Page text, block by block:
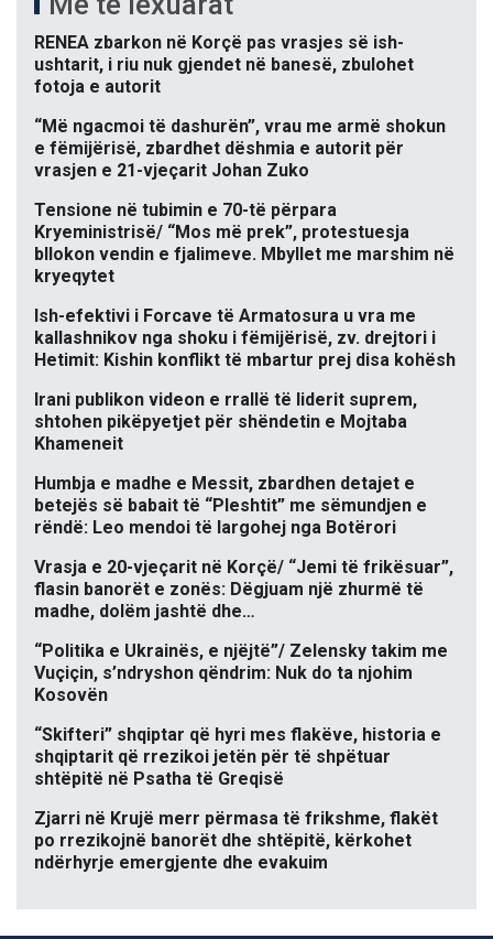
RENEA zbarkon në Korçë pas vrasjes së ish-
ushtarit, i riu nuk gjendet në banesë, zbulohet
fotoja e autorit
“Më ngacmoi të dashurën”, vrau me armë shokun
e fëmijërisë, zbardhet dëshmia e autorit për
vrasjen e 21-vjeçarit Johan Zuko
Tensione në tubimin e 70-të përpara
Kryeministrisë/ “Mos më prek”, protestuesja
bllokon vendin e fjalimeve. Mbyllet me marshim në
kryeqytet
Ish-efektivi i Forcave të Armatosura u vra me
kallashnikov nga shoku i fëmijërisë, zv. drejtori i
Hetimit: Kishin konflikt të mbartur prej disa kohësh
Irani publikon videon e rrallë të liderit suprem,
shtohen pikëpyetjet për shëndetin e Mojtaba
Khameneit
Humbja e madhe e Messit, zbardhen detajet e
betejës së babait të “Pleshtit” me sëmundjen e
rëndë: Leo mendoi të largohej nga Botërori
Vrasja e 20-vjeçarit në Korçë/ “Jemi të frikësuar”,
flasin banorët e zonës: Dëgjuam një zhurmë të
madhe, dolëm jashtë dhe…
“Politika e Ukrainës, e njëjtë”/ Zelensky takim me
Vuçiçin, s’ndryshon qëndrim: Nuk do ta njohim
Kosovën
“Skifteri” shqiptar që hyri mes flakëve, historia e
shqiptarit që rrezikoi jetën për të shpëtuar
shtëpitë në Psatha të Greqisë
Zjarri në Krujë merr përmasa të frikshme, flakët
po rrezikojnë banorët dhe shtëpitë, kërkohet
ndërhyrje emergjente dhe evakuim